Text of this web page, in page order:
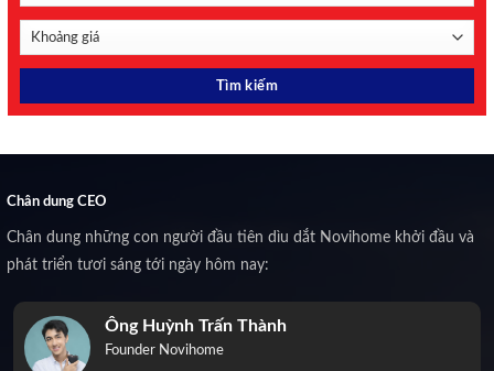
Chân dung CEO
Chân dung những con người đầu tiên dìu dắt Novihome khởi đầu và
phát triển tươi sáng tới ngày hôm nay:
Ông Huỳnh Trấn Thành
Founder Novihome